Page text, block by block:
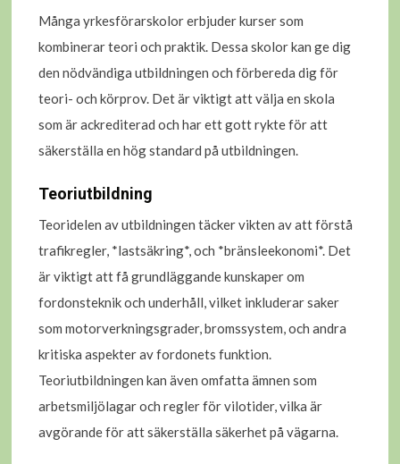
Många yrkesförarskolor erbjuder kurser som
kombinerar teori och praktik. Dessa skolor kan ge dig
den nödvändiga utbildningen och förbereda dig för
teori- och körprov. Det är viktigt att välja en skola
som är ackrediterad och har ett gott rykte för att
säkerställa en hög standard på utbildningen.
Teoriutbildning
Teoridelen av utbildningen täcker vikten av att förstå
trafikregler, *lastsäkring*, och *bränsleekonomi*. Det
är viktigt att få grundläggande kunskaper om
fordonsteknik och underhåll, vilket inkluderar saker
som motorverkningsgrader, bromssystem, och andra
kritiska aspekter av fordonets funktion.
Teoriutbildningen kan även omfatta ämnen som
arbetsmiljölagar och regler för vilotider, vilka är
avgörande för att säkerställa säkerhet på vägarna.